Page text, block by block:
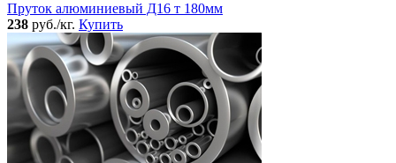
Пруток алюминиевый Д16 т 180мм
238 руб./кг. Купить